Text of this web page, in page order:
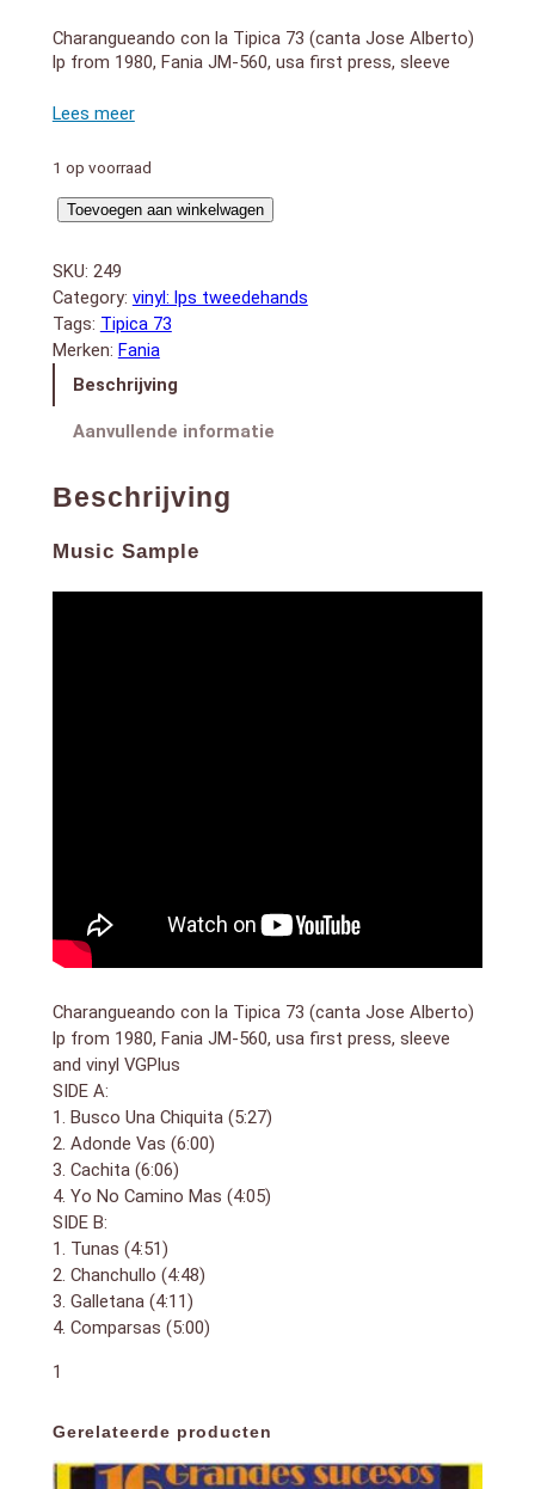
Charangueando con la Tipica 73 (canta Jose Alberto)
lp from 1980, Fania JM-560, usa first press, sleeve
SIDE A:
2. Adonde Vas (6:00)
3. Cachita (6:06)
4. Yo No Camino Mas (4:05)
SIDE B:
2. Chanchullo (4:48)
3. Galletana (4:11)
4. Comparsas (5:00)
1 op voorraad
Charangueando
aantal
Toevoegen aan winkelwagen
SKU: 249
Category: vinyl: lps tweedehands
Tags: Tipica 73
Merken: Fania
Beschrijving
Aanvullende informatie
Beschrijving
Music Sample
Charangueando con la Tipica 73 (canta Jose Alberto)
lp from 1980, Fania JM-560, usa first press, sleeve
and vinyl VGPlus
SIDE A:
1. Busco Una Chiquita (5:27)
2. Adonde Vas (6:00)
3. Cachita (6:06)
4. Yo No Camino Mas (4:05)
SIDE B:
1. Tunas (4:51)
2. Chanchullo (4:48)
3. Galletana (4:11)
4. Comparsas (5:00)
1
Gerelateerde producten